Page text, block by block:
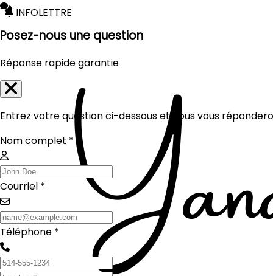
INFOLETTRE
Posez-nous une question
Réponse rapide garantie
Entrez votre question ci-dessous et nous vous
Nom complet *
Courriel *
Téléphone *